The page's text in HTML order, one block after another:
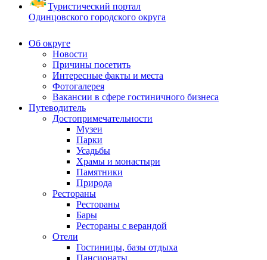
Туристический портал
Одинцовского городского округа
Об округе
Новости
Причины посетить
Интересные факты и места
Фотогалерея
Вакансии в сфере гостиничного бизнеса
Путеводитель
Достопримечательности
Музеи
Парки
Усадьбы
Храмы и монастыри
Памятники
Природа
Рестораны
Рестораны
Бары
Рестораны с верандой
Отели
Гостиницы, базы отдыха
Пансионаты